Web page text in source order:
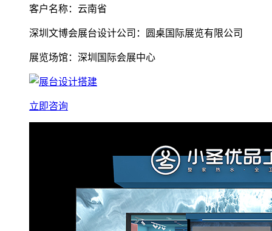
客户名称：云南省
深圳文博会展台设计公司：圆桌国际展览有限公司
展览场馆：深圳国际会展中心
立即咨询